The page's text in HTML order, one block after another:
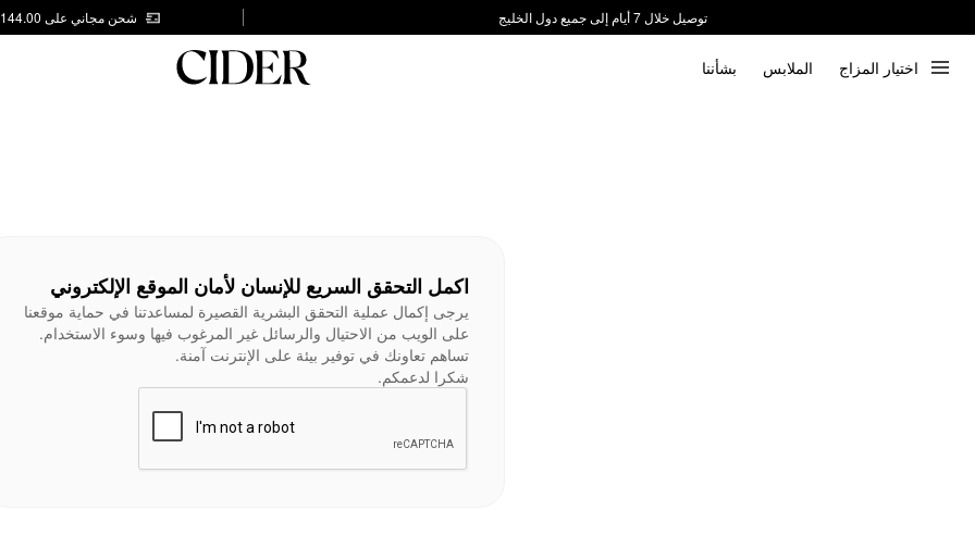
توصيل خلال 7 أيام إلى جميع دول الخليج
شحن مجاني على AED 144.00
اختيار المزاج الملابس بشأننا
اكمل التحقق السريع للإنسان لأمان الموقع الإلكتروني
يرجى إكمال عملية التحقق البشرية القصيرة لمساعدتنا في حماية موقعنا
على الويب من الاحتيال والرسائل غير المرغوب فيها وسوء الاستخدام.
تساهم تعاونك في توفير بيئة على الإنترنت آمنة.
شكرا لدعمكم.